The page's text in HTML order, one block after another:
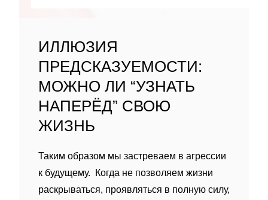
ИЛЛЮЗИЯ
ПРЕДСКАЗУЕМОСТИ:
МОЖНО ЛИ “УЗНАТЬ
НАПЕРЁД” СВОЮ
ЖИЗНЬ
Таким образом мы застреваем в агрессии
к будущему. Когда не позволяем жизни
раскрываться, проявляться в полную силу,